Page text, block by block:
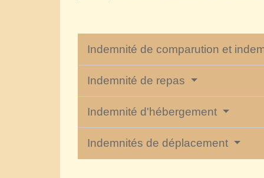
Indemnité de comparution et
Indemnité de repas
Indemnité d'hébergement
Indemnités de déplacement